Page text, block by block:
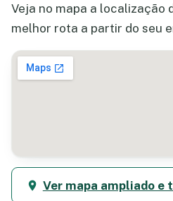
Veja no mapa a localização
melhor rota a partir do seu
Ver mapa ampliado e